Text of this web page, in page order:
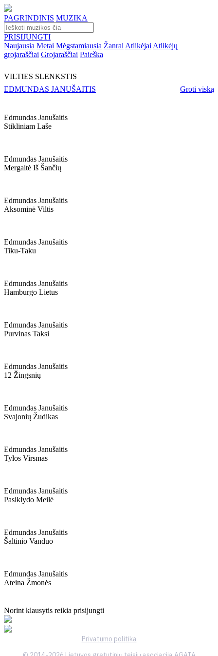
PAGRINDINIS MUZIKA
PRISIJUNGTI
Naujausia Metai Mėgstamiausia Žanrai Atlikėjai Atlikėjų
grojaraščiai Grojaraščiai Paieška
VILTIES SLENKSTIS
EDMUNDAS JANUŠAITIS
Groti viską
Edmundas Janušaitis
Stikliniam Laše
Edmundas Janušaitis
Mergaitė Iš Šančių
Edmundas Janušaitis
Aksominė Viltis
Edmundas Janušaitis
Tiku-Taku
Edmundas Janušaitis
Hamburgo Lietus
Edmundas Janušaitis
Purvinas Taksi
Edmundas Janušaitis
12 Žingsnių
Edmundas Janušaitis
Svajonių Žudikas
Edmundas Janušaitis
Tylos Virsmas
Edmundas Janušaitis
Pasiklydo Meilė
Edmundas Janušaitis
Šaltinio Vanduo
Edmundas Janušaitis
Ateina Žmonės
Norint klausytis reikia prisijungti
Privatumo politika